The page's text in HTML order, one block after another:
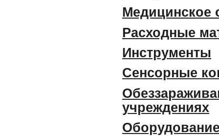
Медицинское
Расходные
Инструменты
Сенсорные
учреждениях